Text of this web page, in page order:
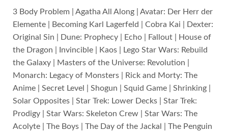
3 Body Problem | Agatha All Along | Avatar: Der Herr der
Elemente | Becoming Karl Lagerfeld | Cobra Kai | Dexter:
Original Sin | Dune: Prophecy | Echo | Fallout | House of
the Dragon | Invincible | Kaos | Lego Star Wars: Rebuild
the Galaxy | Masters of the Universe: Revolution |
Monarch: Legacy of Monsters | Rick and Morty: The
Anime | Secret Level | Shogun | Squid Game | Shrinking |
Solar Opposites | Star Trek: Lower Decks | Star Trek:
Prodigy | Star Wars: Skeleton Crew | Star Wars: The
Acolyte | The Boys | The Day of the Jackal | The Penguin